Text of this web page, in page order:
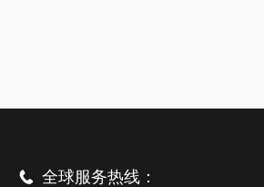
全球服务热线：